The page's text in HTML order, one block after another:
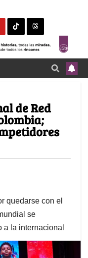
de Red
quedarse con el
se
a la internacional